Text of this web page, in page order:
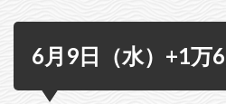
6月9日（水）+1万